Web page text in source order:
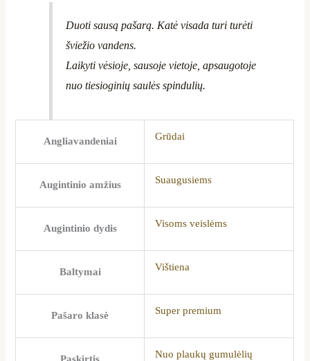
Duoti sausą pašarą. Katė visada turi turėti
šviežio vandens.
Laikyti vėsioje, sausoje vietoje, apsaugotoje
nuo tiesioginių saulės spindulių.
Angliavandeniai Grūdai
Augintinio amžius Suaugusiems
Augintinio dydis Visoms veislėms
Baltymai Vištiena
Pašaro klasė Super premium
Nuo plaukų gumulėlių